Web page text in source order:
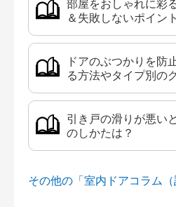
部屋をおしゃれに彩
＆失敗しないポイント
ドアのぶつかりを
る方法やタイプ別の
引き戸の滑りが悪い
のしかたは？
その他の「室内ドアコラム